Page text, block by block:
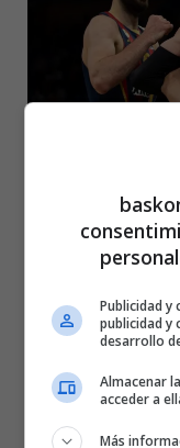
Posted
Rubén
17 de julio de
El
Temporada
Publicidad
publicidad y
desarrollo
Almacenar
acceder a
Más